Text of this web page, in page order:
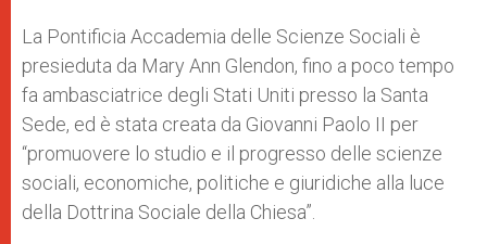
La Pontificia Accademia delle Scienze Sociali è
presieduta da Mary Ann Glendon, fino a poco tempo
fa ambasciatrice degli Stati Uniti presso la Santa
Sede, ed è stata creata da Giovanni Paolo II per
“promuovere lo studio e il progresso delle scienze
sociali, economiche, politiche e giuridiche alla luce
della Dottrina Sociale della Chiesa”.